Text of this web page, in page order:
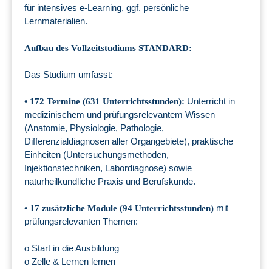
für intensives e-Learning, ggf. persönliche
Lernmaterialien.
Aufbau des Vollzeitstudiums STANDARD:
Das Studium umfasst:
• 172 Termine (631 Unterrichtsstunden): Unterricht in
medizinischem und prüfungsrelevantem Wissen
(Anatomie, Physiologie, Pathologie,
Differenzialdiagnosen aller Organgebiete), praktische
Einheiten (Untersuchungsmethoden,
Injektionstechniken, Labordiagnose) sowie
naturheilkundliche Praxis und Berufskunde.
• 17 zusätzliche Module (94 Unterrichtsstunden) mit
prüfungsrelevanten Themen:
o Start in die Ausbildung
o Zelle & Lernen lernen